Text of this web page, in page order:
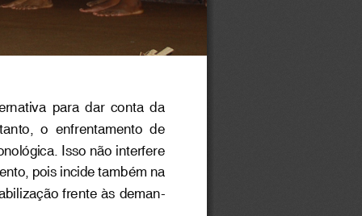
para  dar  conta  da
o  enfrentamento  de
Isso não interfere
pois incide também na
frente às deman-